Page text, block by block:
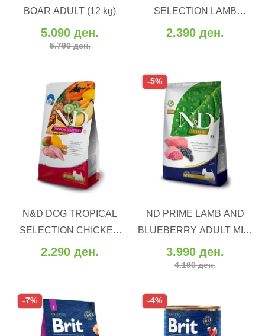
BOAR ADULT (12 kg)
5.090 ден.
5.790 ден.
Додај за споредба
SELECTION LAMB
ADULT MINI (5 kg)
2.390 ден.
Додај за споредба
N&D DOG TROPICAL
SELECTION CHICKEN
ADULT MINI (5 kg)
2.290 ден.
ВО КОШНИЧКА
Додај во желби
Додај за споредба
-5%
ND PRIME LAMB AND
BLUEBERRY ADULT MINI
(7 kg)
3.990 ден.
4.190 ден.
Додај во желби
Додај за споредба
-7% -4%